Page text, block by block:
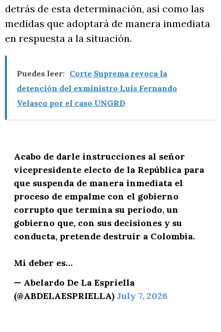
detrás de esta determinación, así como las
medidas que adoptará de manera inmediata
en respuesta a la situación.
Puedes leer: Corte Suprema revoca la
detención del exministro Luis Fernando
Velasco por el caso UNGRD
Acabo de darle instrucciones al señor
vicepresidente electo de la República para
que suspenda de manera inmediata el
proceso de empalme con el gobierno
corrupto que termina su periodo, un
gobierno que, con sus decisiones y su
conducta, pretende destruir a Colombia.
Mi deber es…
— Abelardo De La Espriella
(@ABDELAESPRIELLA) July 7, 2026